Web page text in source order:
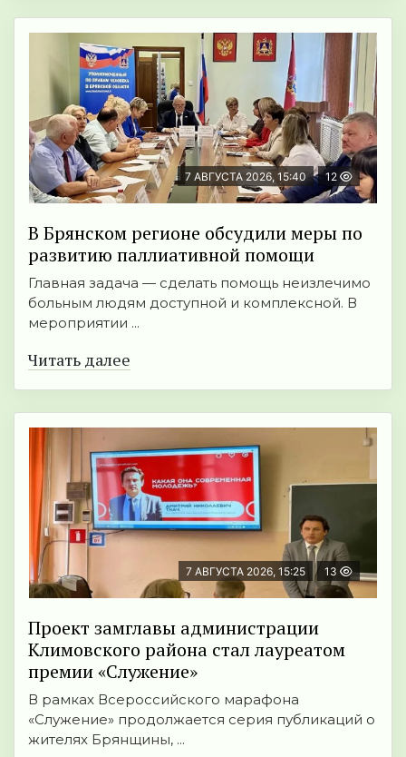
7 АВГУСТА 2026, 15:40 12
В Брянском регионе обсудили меры по
развитию паллиативной помощи
Главная задача — сделать помощь неизлечимо
больным людям доступной и комплексной. В
мероприятии ...
Читать далее
7 АВГУСТА 2026, 15:25 13
Проект замглавы администрации
Климовского района стал лауреатом
премии «Служение»
В рамках Всероссийского марафона
«Служение» продолжается серия публикаций о
жителях Брянщины, ...